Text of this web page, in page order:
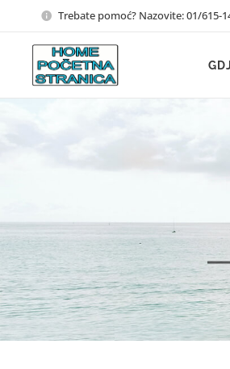
Trebate pomoć? Nazovite: 01/615-